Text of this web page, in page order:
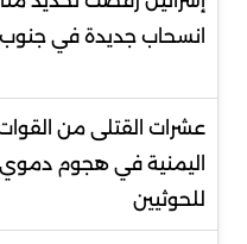
انسحاب جديدة في جنوب
عشرات القتلى من
اليمنية في هجوم دموي
للحوثيين